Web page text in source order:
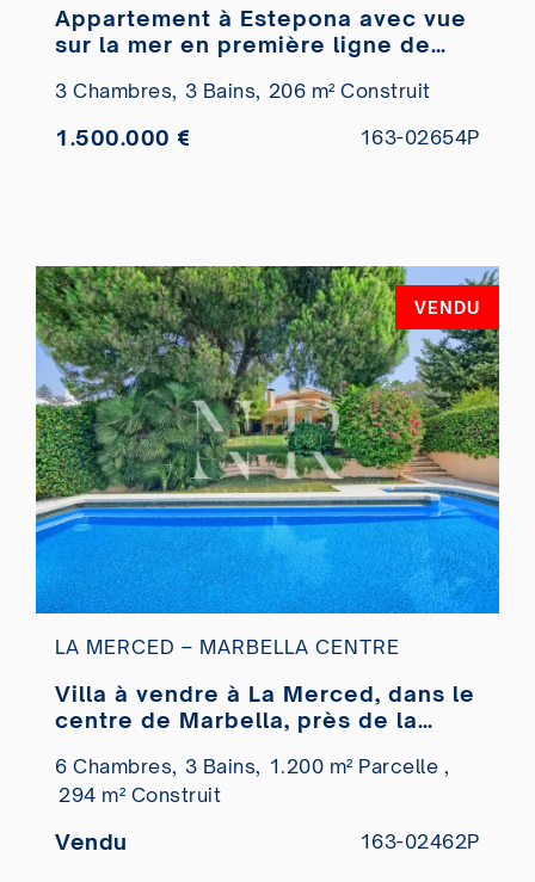
Appartement à Estepona avec vue
sur la mer en première ligne de
3 Chambres, 3 Bains, 206 m² Construit
1.500.000 € 163-02654P
VENDU
LA MERCED – MARBELLA CENTRE
Villa à vendre à La Merced, dans le
centre de Marbella, près de la
6 Chambres, 3 Bains, 1.200 m² Parcelle ,
294 m² Construit
Vendu 163-02462P